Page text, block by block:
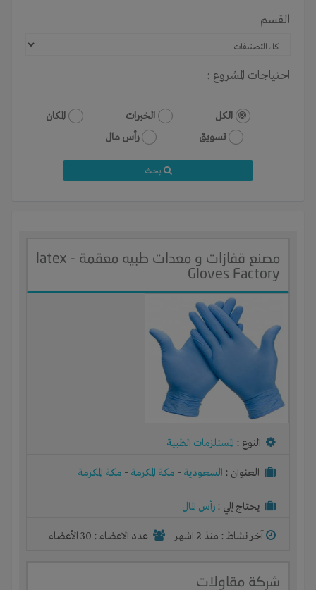
القسم
احتياجات المشروع :
الكل الخبرات
المكان
تسويق
رأس مال
مصنع قفازات و معدات طبيه معقمة - latex
Gloves Factory
النوع : المستلزمات الطبية
العنوان : السعودية - مكة المكرمة - مكة المكرمة
يحتاج إلي : رأس المال
آخر نشاط : منذ 2 اشهر عدد الاعضاء : 30 الأعضاء
شركة مقاولات